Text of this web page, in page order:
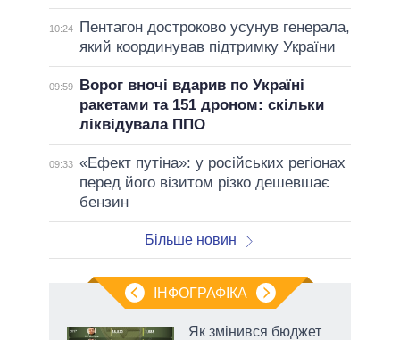
10:24
Пентагон достроково усунув генерала,
який координував підтримку України
09:59
Ворог вночі вдарив по Україні
ракетами та 151 дроном: скільки
ліквідувала ППО
09:33 «Ефект путіна»: у російських регіонах
перед його візитом різко дешевшає
бензин
Більше новин
ІНФОГРАФІКА
Як змінився бюджет